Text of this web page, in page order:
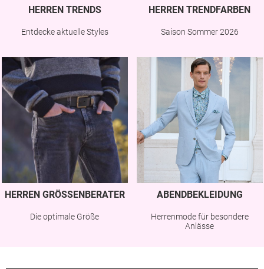
HERREN TRENDS
Entdecke aktuelle Styles
HERREN TRENDFARBEN
Saison Sommer 2026
HERREN GRÖSSENBERATER
Die optimale Größe
ABENDBEKLEIDUNG
Herrenmode für besondere
Anlässe